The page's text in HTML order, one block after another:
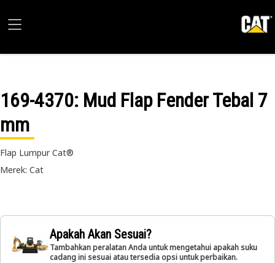
169-4370: Mud Flap Fender Tebal 7
mm
Flap Lumpur Cat®
Merek: Cat
Apakah Akan Sesuai?
Tambahkan peralatan Anda untuk mengetahui apakah suku
cadang ini sesuai atau tersedia opsi untuk perbaikan.